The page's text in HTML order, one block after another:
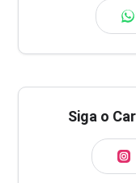
Siga o